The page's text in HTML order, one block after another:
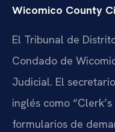
Wicomico County
El Tribunal de
Condado de
Judicial. El
inglés como
formularios de